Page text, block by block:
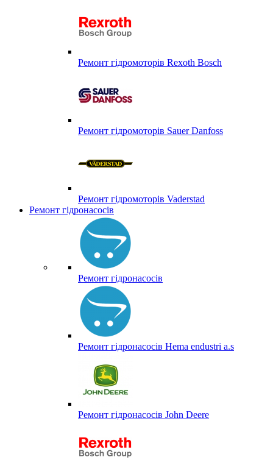
Ремонт гідромоторів Rexoth Bosch
Ремонт гідромоторів Sauer Danfoss
Ремонт гідромоторів Vaderstad
Ремонт гідронасосів
Ремонт гідронасосів
Ремонт гідронасосів Hema endustri a.s
Ремонт гідронасосів John Deere